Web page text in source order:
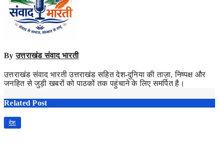
Byउत्तराखंड संवाद भारती
उत्तराखंड संवाद भारती उत्तराखंड सहित देश-दुनिया की ताज़ा, निष्पक्ष और
जनहित से जुड़ी खबरों को पाठकों तक पहुंचाने के लिए समर्पित है।
Related Post
देश